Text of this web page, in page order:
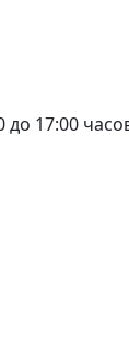
до 17:00